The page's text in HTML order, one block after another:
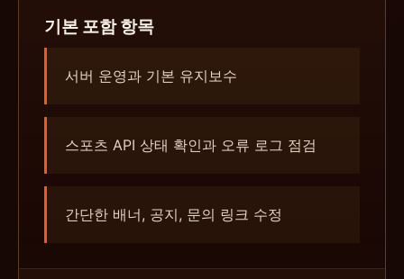
기본 포함 항목
서버 운영과 기본 유지보수
스포츠 API 상태 확인과 오류 로그 점검
간단한 배너, 공지, 문의 링크 수정